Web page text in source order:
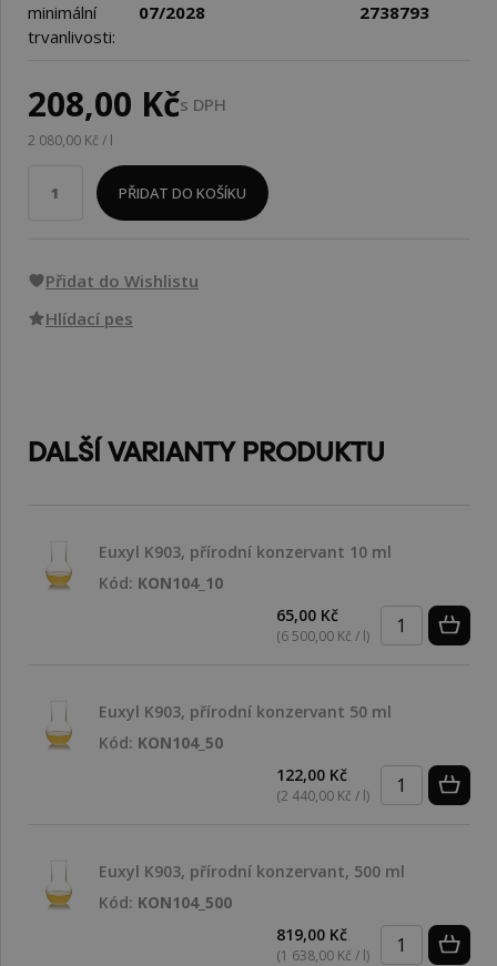
minimální
trvanlivosti:
07/2028
2738793
208,00 Kčs DPH
2 080,00 Kč / l
PŘIDAT DO KOŠÍKU
Přidat do Wishlistu
Hlídací pes
DALŠÍ VARIANTY PRODUKTU
Euxyl K903, přírodní konzervant 10 ml
Kód: KON104_10
65,00 Kč
(6 500,00 Kč / l)
Euxyl K903, přírodní konzervant 50 ml
Kód: KON104_50
122,00 Kč
(2 440,00 Kč / l)
Euxyl K903, přírodní konzervant, 500 ml
Kód: KON104_500
819,00 Kč
(1 638,00 Kč / l)